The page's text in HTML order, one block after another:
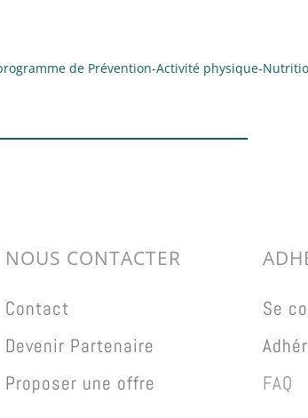
de Prévention-Activité physique-
NOUS CONTACTER
Contact
Devenir Partenaire
Proposer une offre
Se
FAQ